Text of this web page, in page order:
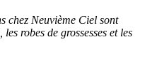
chez Neuvième Ciel sont
robes de grossesses et les